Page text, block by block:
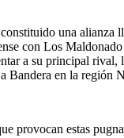
una alianza
con Los
a su principal rival,
Bandera en la región
provocan estas